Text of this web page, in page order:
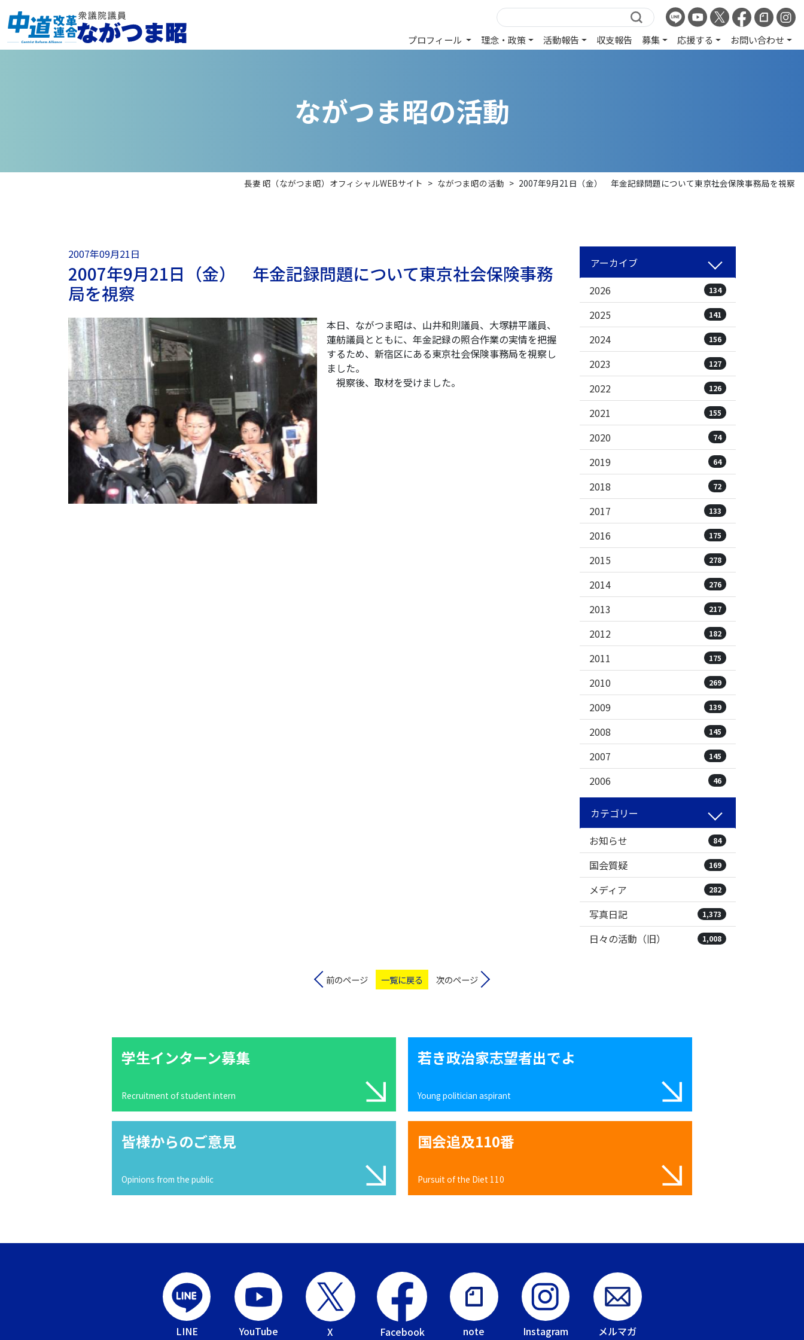
プロフィール 理念・政策 活動報告 収支報告 募集 応援する お問い合わせ
ながつま昭の活動
長妻 昭（ながつま昭）オフィシャルWEBサイト > ながつま昭の活動 > 2007年9月21日（金） 年金記録問題について東京社会保険事務局を視察
2007年09月21日
2007年9月21日（金） 年金記録問題について東京社会保険事務
局を視察
本日、ながつま昭は、山井和則議員、大塚耕平議員、
蓮舫議員とともに、年金記録の照合作業の実情を把握
するため、新宿区にある東京社会保険事務局を視察し
ました。
視察後、取材を受けました。
アーカイブ
2026
134
2025 141
2024 156
2023 127
2022 126
2021 155
2020 74
2019 64
2018 72
2017 133
2016 175
2015 278
2014 276
2013 217
2012 182
2011 175
2010 269
2009 139
2008 145
2007 145
2006 46
カテゴリー
お知らせ
84
国会質疑 169
メディア 282
写真日記 1,373
日々の活動（旧） 1,008
前のページ 一覧に戻る 次のページ
学生インターン募集
Recruitment of student intern
若き政治家志望者出でよ
Young politician aspirant
皆様からのご意見
Opinions from the public
国会追及110番
Pursuit of the Diet 110
LINE YouTube X Facebook note Instagram メルマガ